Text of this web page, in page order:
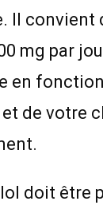
Il convient
mg par
en
de votre
doit être